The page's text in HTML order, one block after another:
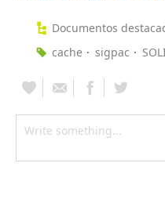
Documentos
cache
sigpac